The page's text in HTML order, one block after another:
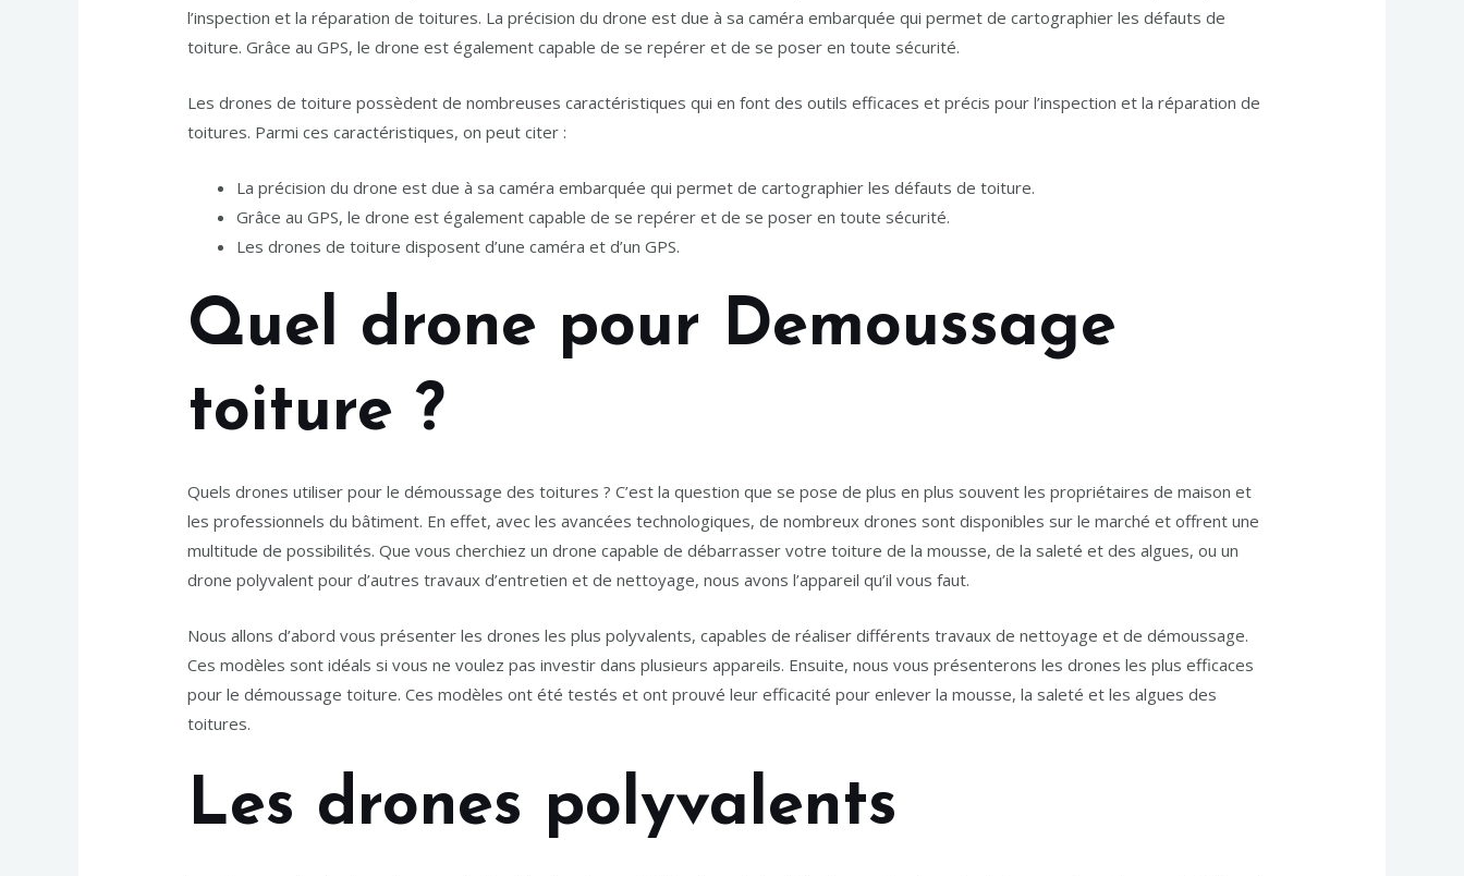
l’inspection et la réparation de toitures. La précision du drone est due à sa caméra embarquée qui permet de cartographier les défauts de
toiture. Grâce au GPS, le drone est également capable de se repérer et de se poser en toute sécurité.
Les drones de toiture possèdent de nombreuses caractéristiques qui en font des outils efficaces et précis pour l’inspection et la réparation de
toitures. Parmi ces caractéristiques, on peut citer :
La précision du drone est due à sa caméra embarquée qui permet de cartographier les défauts de toiture.
Grâce au GPS, le drone est également capable de se repérer et de se poser en toute sécurité.
Les drones de toiture disposent d’une caméra et d’un GPS.
Quel drone pour Demoussage
toiture ?
Quels drones utiliser pour le démoussage des toitures ? C’est la question que se pose de plus en plus souvent les propriétaires de maison et
les professionnels du bâtiment. En effet, avec les avancées technologiques, de nombreux drones sont disponibles sur le marché et offrent une
multitude de possibilités. Que vous cherchiez un drone capable de débarrasser votre toiture de la mousse, de la saleté et des algues, ou un
drone polyvalent pour d’autres travaux d’entretien et de nettoyage, nous avons l’appareil qu’il vous faut.
Nous allons d’abord vous présenter les drones les plus polyvalents, capables de réaliser différents travaux de nettoyage et de démoussage.
Ces modèles sont idéals si vous ne voulez pas investir dans plusieurs appareils. Ensuite, nous vous présenterons les drones les plus efficaces
pour le démoussage toiture. Ces modèles ont été testés et ont prouvé leur efficacité pour enlever la mousse, la saleté et les algues des
toitures.
Les drones polyvalents